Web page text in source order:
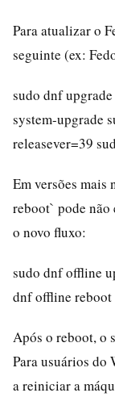
Para atualizar o
seguinte (ex:
sudo dnf
system-upgrade
releasever=39
Em versões mais
reboot` pode não
o novo fluxo:
sudo dnf offline
dnf offline reboot
Após o reboot, o
Para usuários do
a reiniciar a